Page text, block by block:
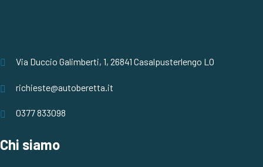
Via Duccio Galimberti, 1, 26841 Casalpusterlengo LO
richieste@autoberetta.it
0377 833098
Chi siamo